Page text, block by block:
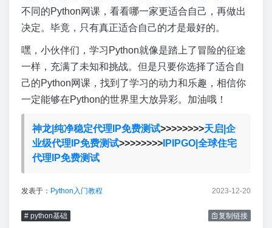
不同的Python网课，看看哪一家更适合自己，再做出
决定。毕竟，只有真正适合自己的才是最好的。
嘿，小伙伴们，学习Python就像是踏上了冒险的征途
一样，充满了未知和挑战。但是只要你选择了适合自
己的Python网课，找到了学习的动力和乐趣，相信你
一定能够在Python的世界里大放异彩。加油哦！
神龙|纯净稳定代理IP免费测试>>>>>>>>天启|企
业级代理IP免费测试>>>>>>>>IPIPGO|全球住宅
代理IP免费测试
发表于： Python入门教程 2023-12-20
# python基础 复制链接